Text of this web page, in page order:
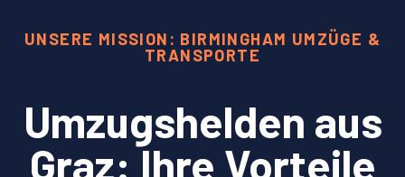
UNSERE MISSION: BIRMINGHAM UMZÜGE &
TRANSPORTE
Umzugshelden aus
Graz: Ihre Vorteile